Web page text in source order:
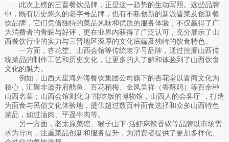
此次上榜的三晋餐饮品牌，正是这一趋势的生动写照。这些品牌
中，既有历史悠久的老字号品牌，也有不断创新的新派晋菜及创新餐
饮品牌，它们凭借独特的菜品风味和优质的服务体验，不仅赢得了广
大消费者的青睐与好评，更在业界内获得了广泛认可，充分展示了山
西餐饮行业的实力与三晋地区深厚的文化底蕴及独特的饮食特色。
一方面，杏花堂、山西会馆等传统老字号品牌，通过挖掘山西传
统菜品的制作工艺和历史文化，让更多的人了解和体验到了山西饮食
文化的魅力。
例如，山西天星海外海餐饮集团公司旗下的杏花堂以晋商文化为
核心，汇聚非遗乔府醋鱼、百花稍梅、金凤呈祥（香酥鸡）等百余种
山西名菜；山西会馆则化身“能吃饭的博物馆，山西人的会客厅”，打造
为面食与民俗文化体验地，提供超过数百种面食选择和众多山西特色
菜品，如过油肉、平遥牛肉等。
另一方面，老太原菜馆、猴子山下·活虾麻辣香锅等品牌以市场需
求为导向，注重菜品创新和服务提升，为消费者提供了更加多样化、